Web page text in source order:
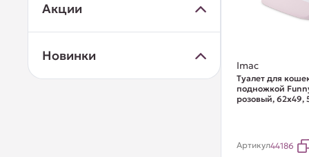
Акции
Новинки
Imac
Туалет для
подножкой
розовый, 62х49,
Артикул44186